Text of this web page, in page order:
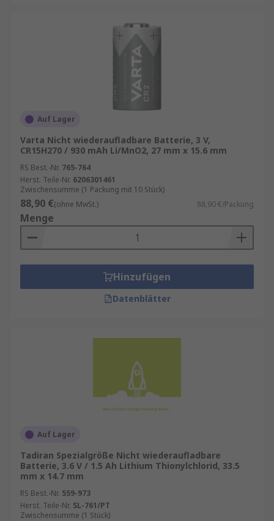
Auf Lager
Varta Nicht wiederaufladbare Batterie, 3 V,
CR15H270 / 930 mAh Li/MnO2, 27 mm x 15.6 mm
RS Best.-Nr. 765-764
Herst. Teile-Nr. 6206301461
Zwischensumme (1 Packung mit 10 Stück)
88,90 €(ohne MwSt.) 88,90 €/Packung
Menge
Hinzufügen
Datenblätter
Auf Lager
Tadiran Spezialgröße Nicht wiederaufladbare
Batterie, 3.6 V / 1.5 Ah Lithium Thionylchlorid, 33.5
mm x 14.7 mm
RS Best.-Nr. 559-973
Herst. Teile-Nr. SL-761/PT
Zwischensumme (1 Stück)